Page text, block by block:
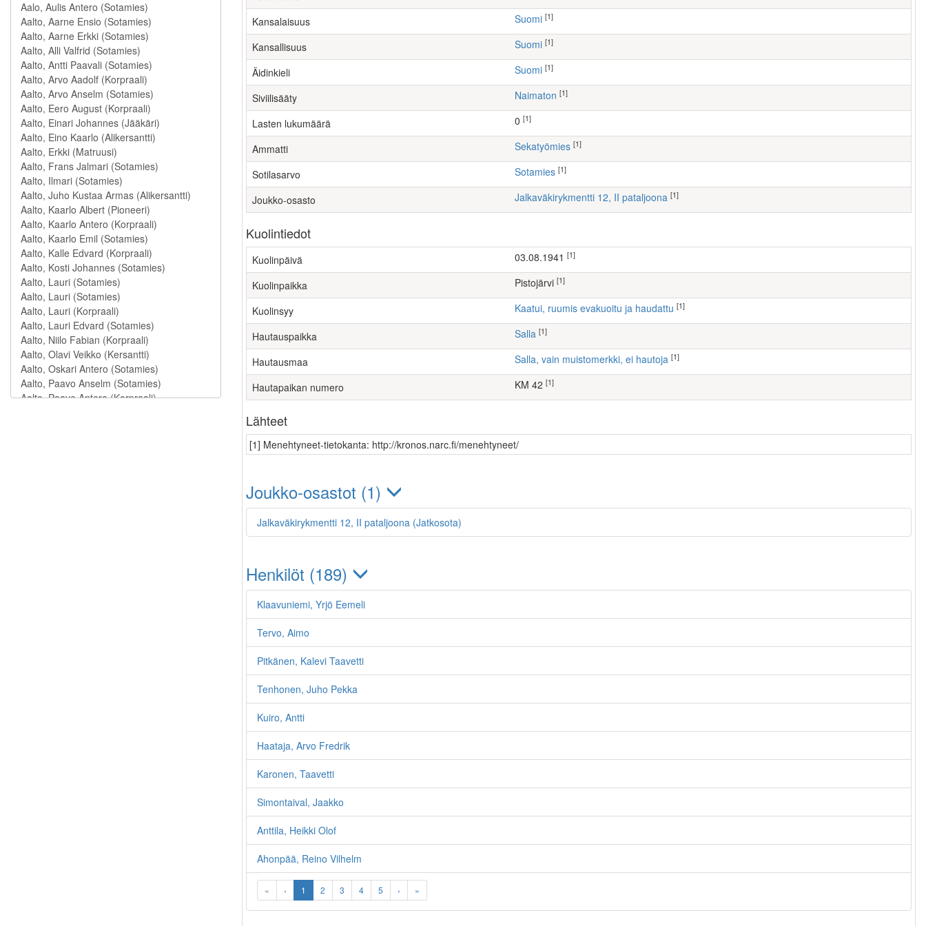
Kansalaisuus Suomi [1]
Kansallisuus Suomi [1]
Äidinkieli Suomi [1]
Siviilisääty Naimaton [1]
Lasten lukumäärä [1]
Ammatti sekatyömies [1]
Sotilasarvo Sotamies [1]
Joukko-osasto Jalkaväkirykmentti 12, II pataljoona [1]
Kuolintiedot
Kuolinpäivä 03.08.1941 [1]
Kuolinpaikka Pistojärvi [1]
Kuolinsyy Kaatui, ruumis evakuoitu ja haudattu [1]
Hautauspaikka Salla [1]
Hautausmaa Salla, vain muistomerkki, ei hautoja [1]
Hautapaikan numero KM 42 [1]
Lähteet
[1] Menehtyneet-tietokanta: http://kronos.narc.fi/menehtyneet/
Joukko-osastot (1)
Jalkaväkirykmentti 12, II pataljoona (Jatkosota)
Henkilöt (189)
Klaavuniemi, Yrjö Eemeli
Tervo, Aimo
Pitkänen, Kalevi Taavetti
Tenhonen, Juho Pekka
Kuiro, Antti
Haataja, Arvo Fredrik
Karonen, Taavetti
Simontaival, Jaakko
Anttila, Heikki Olof
Ahonpää, Reino Vilhelm
« ‹ 1 2 3 4 5 › »